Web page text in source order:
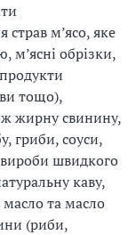
страв м’ясо, яке
м’ясні обрізки,
тощо),
жирну свинину,
гриби, соуси,
швидкого
каву,
та масло
(риби,